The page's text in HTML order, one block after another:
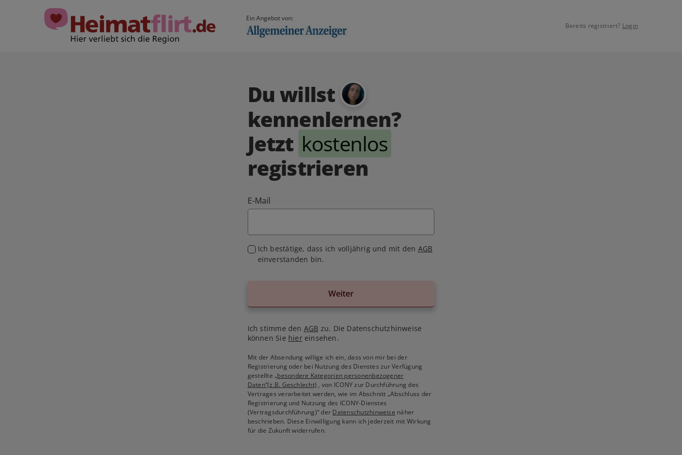
Ein Angebot von:
Bereits registriert? Login
Du willst
kennenlernen?
Jetzt kostenlos
registrieren
E-Mail
Ich bestätige, dass ich volljährig und mit den AGB
einverstanden bin.
Weiter
Ich stimme den AGB zu. Die Datenschutzhinweise
können Sie hiereinsehen.
Mit der Absendung willige ich ein, dass von mir bei der
Registrierung oder bei Nutzung des Dienstes zur Verfügung
gestellte„besondere Kategorien personenbezogener
Daten“(z.B. Geschlecht) , von ICONY zur Durchführung des
Vertrages verarbeitet werden, wie im Abschnitt „Abschluss der
Registrierung und Nutzung des ICONY-Dienstes
(Vertragsdurchführung)“ der Datenschutzhinweise näher
beschrieben. Diese Einwilligung kann ich jederzeit mit Wirkung
für die Zukunft widerrufen.